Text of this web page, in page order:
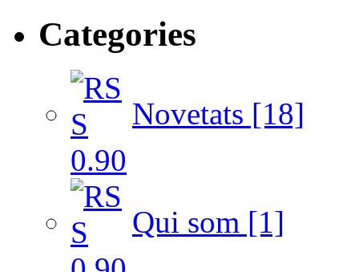
Categories
Novetats [18]
Qui som [1]